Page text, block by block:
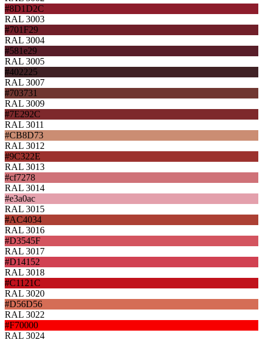
#8D1D2C
RAL 3003
#701F29
RAL 3004
#581e29
RAL 3005
#402225
RAL 3007
#703731
RAL 3009
#7E292C
RAL 3011
#CB8D73
RAL 3012
#9C322E
RAL 3013
#cf7278
RAL 3014
#e3a0ac
RAL 3015
#AC4034
RAL 3016
#D3545F
RAL 3017
#D14152
RAL 3018
#C1121C
RAL 3020
#D56D56
RAL 3022
#F70000
RAL 3024